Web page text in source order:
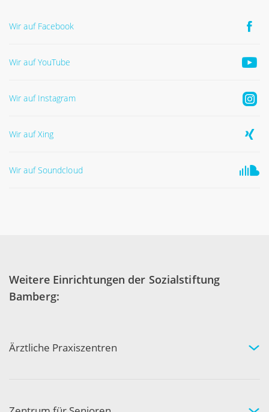
Wir auf Facebook
Wir auf YouTube
Wir auf Instagram
Wir auf Xing
Wir auf Soundcloud
Weitere Einrichtungen der Sozialstiftung
Bamberg:
Ärztliche Praxiszentren
Kompetenznetzwerk